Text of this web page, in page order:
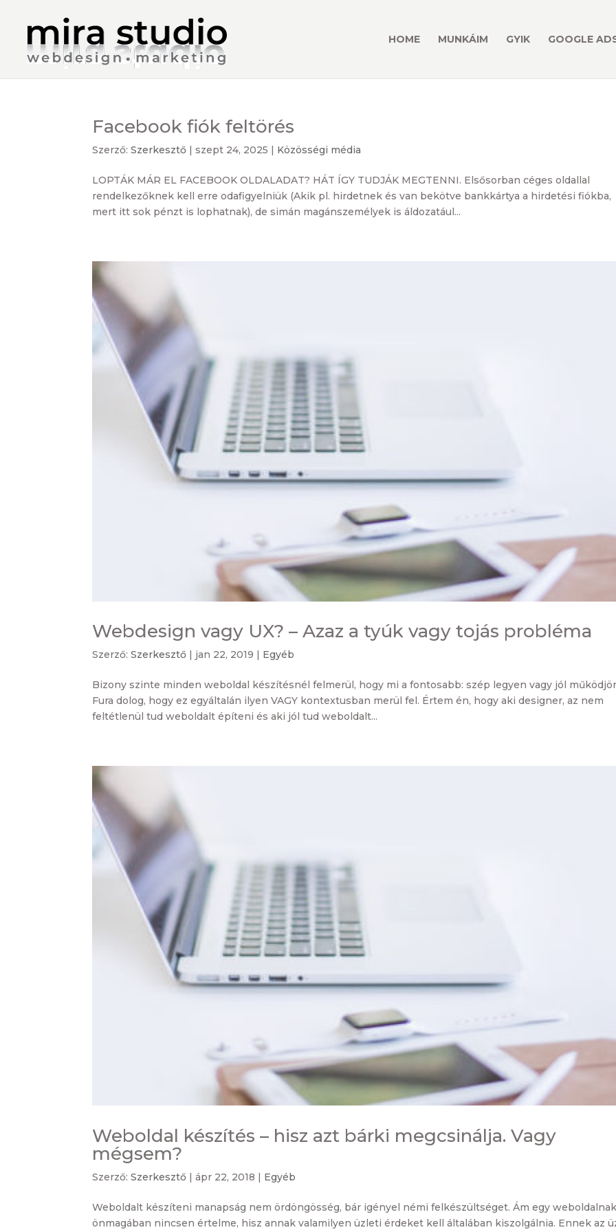
HOME MUNKÁIM GYIK GOOGLE
Facebook fiók feltörés
Szerző:Szerkesztő |szept 24, 2025 | Közösségi média
LOPTÁK MÁR EL FACEBOOK OLDALADAT? HÁT ÍGY TUDJÁK MEGTENNI. Elsősorban céges oldallal
rendelkezőknek kell erre odafigyelniük (Akik pl. hirdetnek és van bekötve bankkártya a hirdetési fiókba,
mert itt sok pénzt is lophatnak), de simán magánszemélyek is áldozatául...
Webdesign vagy UX? – Azaz a tyúk vagy tojás probléma
Szerző:Szerkesztő | jan 22, 2019 | Egyéb
Bizony szinte minden weboldal készítésnél felmerül, hogy mi a fontosabb: szép legyen vagy jól
Fura dolog, hogy ez egyáltalán ilyen VAGY kontextusban merül fel. Értem én, hogy aki designer, az nem
feltétlenül tud weboldalt építeni és aki jól tud weboldalt...
Weboldal készítés – hisz azt bárki megcsinálja. Vagy
mégsem?
Szerző:Szerkesztő |ápr 22, 2018 | Egyéb
Weboldalt készíteni manapság nem ördöngösség, bár igényel némi felkészültséget. Ám egy
önmagában nincsen értelme, hisz annak valamilyen üzleti érdeket kell általában kiszolgálnia. Ennek az